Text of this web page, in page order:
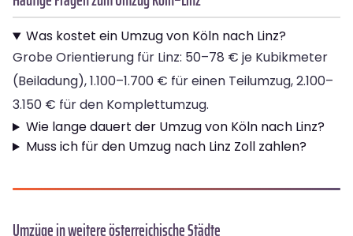
Was kostet ein Umzug von Köln nach Linz?
Grobe Orientierung für Linz: 50–78 € je Kubikmeter
(Beiladung), 1.100–1.700 € für einen Teilumzug, 2.100–
3.150 € für den Komplettumzug.
Wie lange dauert der Umzug von Köln nach Linz?
Muss ich für den Umzug nach Linz Zoll zahlen?
Umzüge in weitere österreichische Städte